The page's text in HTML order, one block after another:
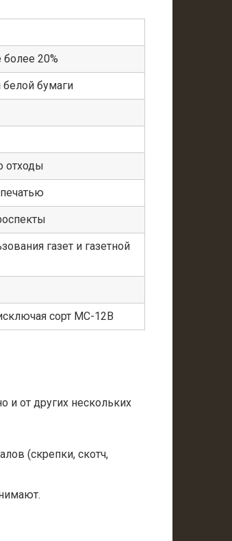
20%
бумаги
отходы
газет и газетной
сорт МС-12В
и от других нескольких
(скрепки, скотч,